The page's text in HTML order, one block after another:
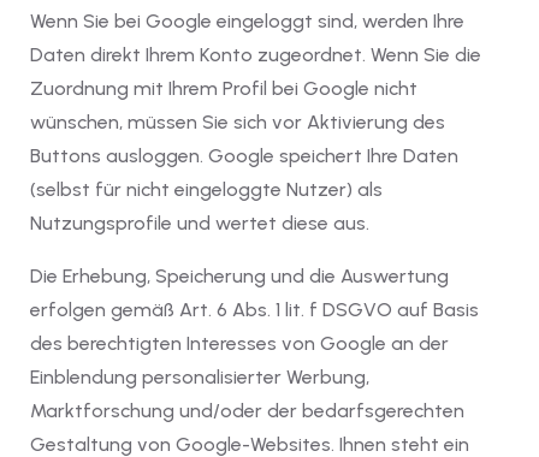
Wenn Sie bei Google eingeloggt sind, werden Ihre
Daten direkt Ihrem Konto zugeordnet. Wenn Sie die
Zuordnung mit Ihrem Profil bei Google nicht
wünschen, müssen Sie sich vor Aktivierung des
Buttons ausloggen. Google speichert Ihre Daten
(selbst für nicht eingeloggte Nutzer) als
Nutzungsprofile und wertet diese aus.
Die Erhebung, Speicherung und die Auswertung
erfolgen gemäß Art. 6 Abs. 1 lit. f DSGVO auf Basis
des berechtigten Interesses von Google an der
Einblendung personalisierter Werbung,
Marktforschung und/oder der bedarfsgerechten
Gestaltung von Google-Websites. Ihnen steht ein